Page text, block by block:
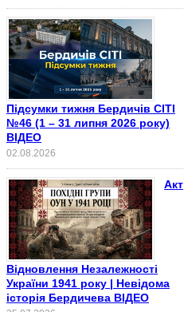
Підсумки тижня Бердичів СІТІ
№46 (1 – 31 липня 2026 року)
ВІДЕО
02.08.2026
Акт
Відновлення Незалежності
України 1941 року | Невідома
історія Бердичева ВІДЕО